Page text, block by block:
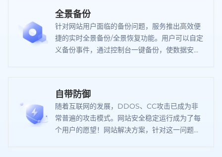
全景备份
针对网站用户面临的备份问题，服务推出高效便
捷的实时全景备份/全景恢复功能。用户可以自定
义备份事件，通过控制台一键备份，使数据安全
自带防御
随着互联网的发展，DDOS、CC攻击已成为非
常普遍的攻击模式。网站安全稳定运行成为了每
个用户的愿望！网站解决方案，针对这一问题，